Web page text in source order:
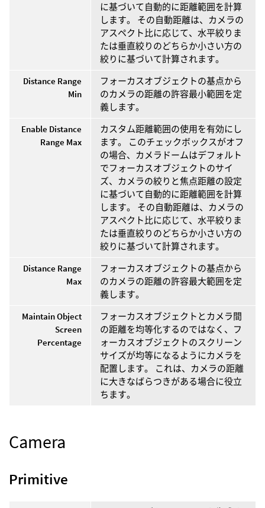
に基づいて自動的に距離範囲を計算
します。 その自動距離は、カメラの
アスペクト比に応じて、水平絞りま
たは垂直絞りのどちらか小さい方の
絞りに基づいて計算されます。
Distance Range
Min
フォーカスオブジェクトの基点から
のカメラの距離の許容最小範囲を定
義します。
Enable Distance
Range Max
カスタム距離範囲の使用を有効にし
ます。 このチェックボックスがオフ
の場合、カメラドームはデフォルト
でフォーカスオブジェクトのサイ
ズ、カメラの絞りと焦点距離の設定
に基づいて自動的に距離範囲を計算
します。 その自動距離は、カメラの
アスペクト比に応じて、水平絞りま
たは垂直絞りのどちらか小さい方の
絞りに基づいて計算されます。
Distance Range
Max
フォーカスオブジェクトの基点から
のカメラの距離の許容最大範囲を定
義します。
Maintain Object
Screen
Percentage
フォーカスオブジェクトとカメラ間
の距離を均等化するのではなく、フ
ォーカスオブジェクトのスクリーン
サイズが均等になるようにカメラを
配置します。 これは、カメラの距離
に大きなばらつきがある場合に役立
ちます。
Camera
Primitive